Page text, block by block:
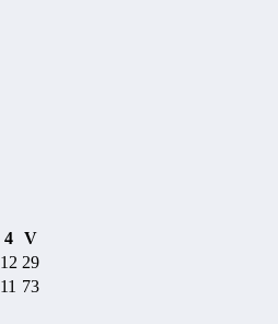
4 V
12 29
11 73